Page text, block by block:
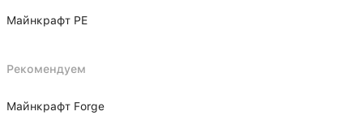
Майнкрафт PE
Рекомендуем
Майнкрафт Forge